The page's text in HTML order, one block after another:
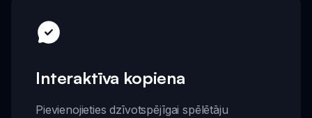
Interaktīva kopiena
Pievienojieties dzīvotspējīgai spēlētāju